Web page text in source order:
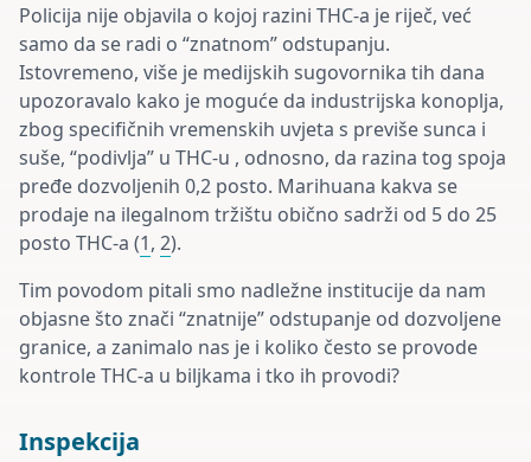
Policija nije objavila o kojoj razini THC-a je riječ, već
samo da se radi o “znatnom” odstupanju.
Istovremeno, više je medijskih sugovornika tih dana
upozoravalo kako je moguće da industrijska konoplja,
zbog specifičnih vremenskih uvjeta s previše sunca i
suše, “podivlja” u THC-u , odnosno, da razina tog spoja
pređe dozvoljenih 0,2 posto. Marihuana kakva se
prodaje na ilegalnom tržištu obično sadrži od 5 do 25
posto THC-a (1, 2).
Tim povodom pitali smo nadležne institucije da nam
objasne što znači “znatnije” odstupanje od dozvoljene
granice, a zanimalo nas je i koliko često se provode
kontrole THC-a u biljkama i tko ih provodi?
Inspekcija